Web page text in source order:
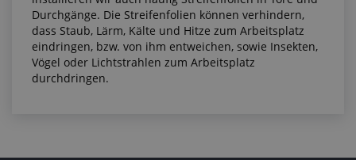
Durchgänge. Die Streifenfolien können verhindern,
dass Staub, Lärm, Kälte und Hitze zum Arbeitsplatz
eindringen, bzw. von ihm entweichen, sowie Insekten,
Vögel oder Lichtstrahlen zum Arbeitsplatz
durchdringen.